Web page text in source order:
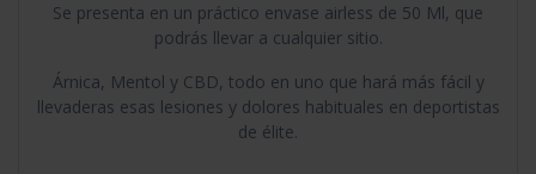
Se presenta en un práctico envase airless de 50 Ml, que
podrás llevar a cualquier sitio.
Árnica, Mentol y CBD, todo en uno que hará más fácil y
llevaderas esas lesiones y dolores habituales en deportistas
de élite.